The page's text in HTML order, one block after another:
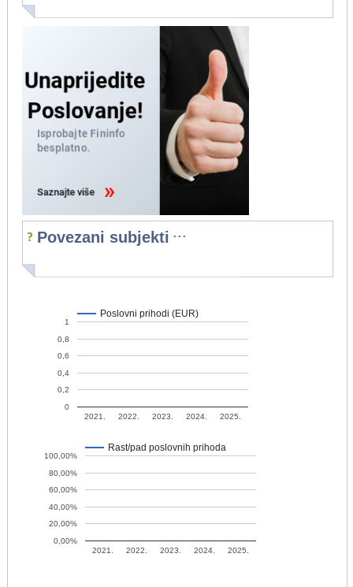
Povezani subjekti ...
Poslovni prihodi (EUR)
2021. 2022. 2023. 2024. 2025.
0
0,2
0,4
0,6
0,8
1
Rast/pad poslovnih prihoda
2021. 2022. 2023. 2024. 2025.
0,00%
20,00%
40,00%
60,00%
80,00%
100,00%